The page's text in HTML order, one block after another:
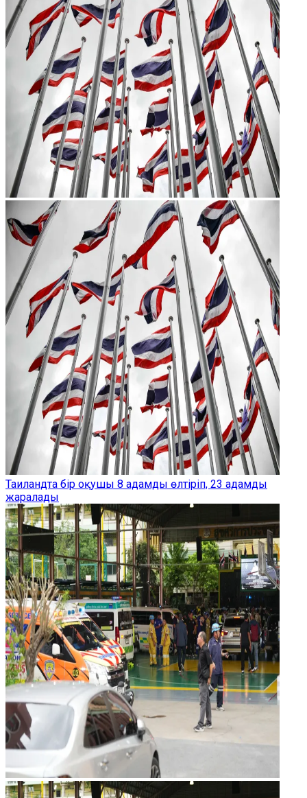
Таиландта бір оқушы 8 адамды өлтіріп, 23 адамды
жаралады